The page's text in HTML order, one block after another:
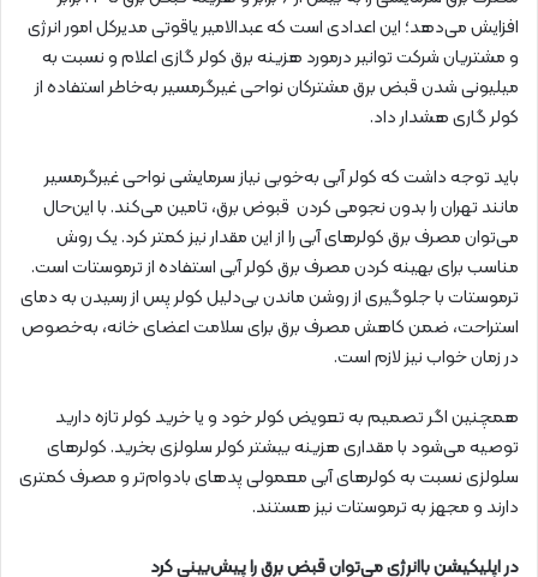
افزایش می‌دهد؛ این اعدادی است که عبدالامیر یاقوتی مدیرکل امور انرژی
و مشتریان شرکت توانیر درمورد هزینه برق کولر گازی اعلام و نسبت به
میلیونی شدن قبض برق مشترکان نواحی غیرگرمسیر به‌خاطر استفاده از
کولر گاری هشدار داد.
باید توجه داشت که کولر آبی به‌خوبی نیاز سرمایشی نواحی غیرگرمسیر
مانند تهران را بدون نجومی کردن قبوض برق، تامین می‌کند. با این‌حال
می‌توان مصرف برق کولرهای آبی را از این مقدار نیز کمتر کرد. یک روش
مناسب برای بهینه کردن مصرف برق کولر آبی استفاده از ترموستات است.
ترموستات با جلوگیری از روشن ماندن بی‌دلیل کولر پس از رسیدن به دمای
استراحت، ضمن کاهش مصرف برق برای سلامت اعضای خانه، به‌خصوص
در زمان خواب نیز لازم است.
همچنین اگر تصمیم به تعویض کولر خود و یا خرید کولر تازه دارید
توصیه می‌شود با مقداری هزینه بیشتر کولر سلولزی بخرید. کولرهای
سلولزی نسبت به کولرهای آبی معمولی پدهای بادوام‌تر و مصرف کمتری
دارند و مجهز به ترموستات نیز هستند.
در اپلیکیشن باانرژی می‌توان قبض برق را پیش‌بینی کرد